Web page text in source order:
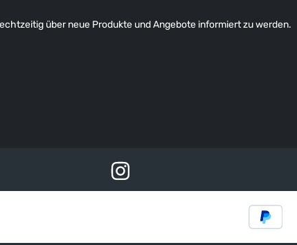
über neue Produkte und Angebote informiert zu werden.